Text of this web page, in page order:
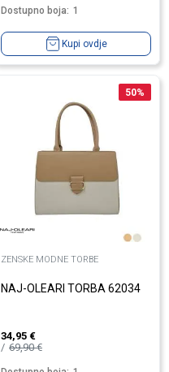
Dostupno boja: 1
Kupi ovdje
50%
ZENSKE MODNE TORBE
NAJ-OLEARI TORBA 62034
34,95 €
69,90€